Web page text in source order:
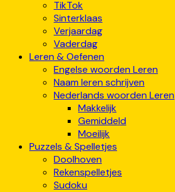
TikTok
Sinterklaas
Verjaardag
Vaderdag
Leren & Oefenen
Engelse woorden Leren
Naam leren schrijven
Nederlands woorden Leren
Makkelijk
Gemiddeld
Moeilijk
Puzzels & Spelletjes
Doolhoven
Rekenspelletjes
Sudoku